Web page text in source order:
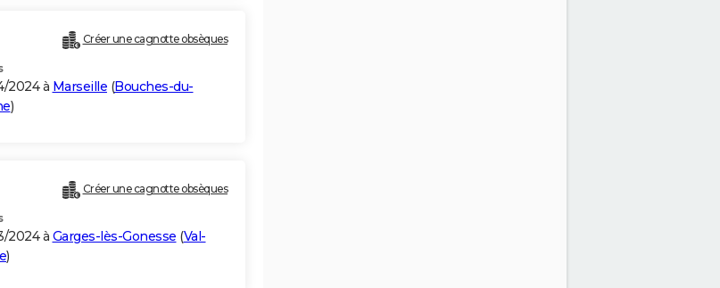
Créer une cagnotte obsèques
2024 à Marseille (Bouches-du-
)
Créer une cagnotte obsèques
2024 à Garges-lès-Gonesse (Val-
)